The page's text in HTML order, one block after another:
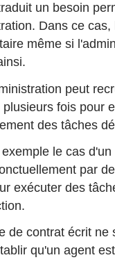
un besoin
Dans ce
même si
peut
plusieurs fois pour
des tâches
le cas
par
exécuter des
de contrat écrit ne
qu'un agent